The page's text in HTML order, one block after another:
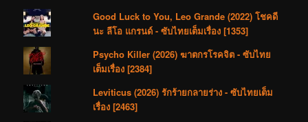
Good Luck to You, Leo Grande (2022) โชคดี
นะ ลีโอ แกรนด์ - ซับไทยเต็มเรื่อง [1353]
Psycho Killer (2026) ฆาตกรโรคจิต - ซับไทย
เต็มเรื่อง [2384]
Leviticus (2026) รักร้ายกลายร่าง - ซับไทยเต็ม
เรื่อง [2463]